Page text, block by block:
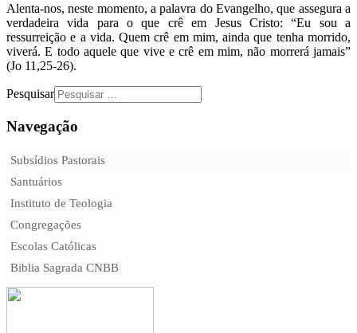
Alenta-nos, neste momento, a palavra do Evangelho, que assegura a
verdadeira vida para o que crê em Jesus Cristo: “Eu sou a
ressurreição e a vida. Quem crê em mim, ainda que tenha morrido,
viverá. E todo aquele que vive e crê em mim, não morrerá jamais”
(Jo 11,25-26).
Pesquisar
Navegação
Subsídios Pastorais
Santuários
Instituto de Teologia
Congregações
Escolas Católicas
Biblia Sagrada CNBB